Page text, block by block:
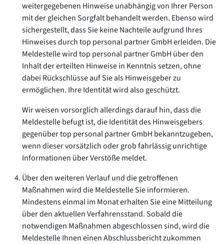
weitergegebenen Hinweise unabhängig von Ihrer Person
mit der gleichen Sorgfalt behandelt werden. Ebenso wird
sichergestellt, dass Sie keine Nachteile aufgrund Ihres
Hinweises durchtop personal partner GmbHerleiden. Die
Meldestelle wirdtop personal partner GmbH über den
Inhalt der erteilten Hinweise in Kenntnis setzen, ohne
dabei Rückschlüsse auf Sie als Hinweisgeber zu
ermöglichen. Ihre Identität wird also geschützt.
Wir weisen vorsorglich allerdings darauf hin, dass die
Meldestelle befugt ist, die Identität des Hinweisgebers
gegenübertop personal partner GmbH bekanntzugeben,
wenn dieser vorsätzlich oder grob fahrlässig unrichtige
Informationen über Verstöße meldet.
Über den weiteren Verlauf und die getroffenen
Maßnahmen wird die Meldestelle Sie informieren.
Mindestens einmal im Monat erhalten Sie eine Mitteilung
über den aktuellen Verfahrensstand. Sobald die
notwendigen Maßnahmen abgeschlossen sind, wird die
Meldestelle Ihnen einen Abschlussbericht zukommen